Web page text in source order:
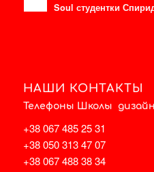
Soul студентки
НАШИ КОНТАКТЫ
Телефоны Школы
+38 067 485 25 31
+38 050 313 47 07
+38 067 488 38 34